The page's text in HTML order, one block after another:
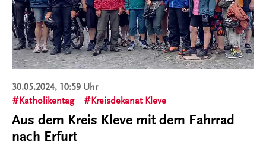
30.05.2024, 10:59 Uhr
Katholikentag
Kreisdekanat Kleve
Aus dem Kreis Kleve mit dem Fahrrad
nach Erfurt